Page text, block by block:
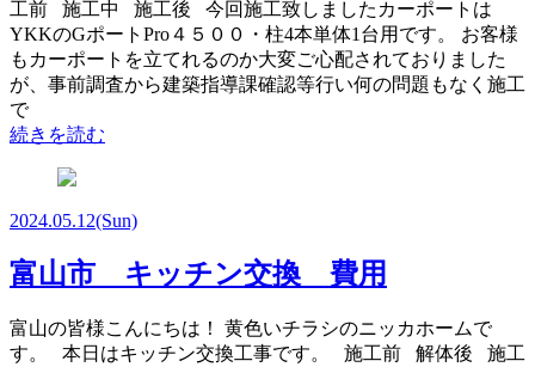
工前 施工中 施工後 今回施工致しましたカーポートは
YKKのGポートPro４５００・柱4本単体1台用です。 お客様
もカーポートを立てれるのか大変ご心配されておりました
が、事前調査から建築指導課確認等行い何の問題もなく施工
で
続きを読む
2024.05.12(Sun)
富山市 キッチン交換 費用
富山の皆様こんにちは！ 黄色いチラシのニッカホームで
す。 本日はキッチン交換工事です。 施工前 解体後 施工